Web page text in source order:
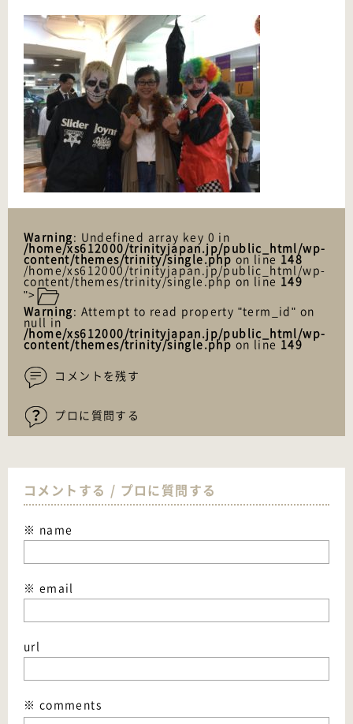
Warning: Undefined array key 0 in
/home/xs612000/trinityjapan.jp/public_html/wp-
content/themes/trinity/single.phpon line148
/home/xs612000/trinityjapan.jp/public_html/wp-
content/themes/trinity/single.php on line149
">
Warning: Attempt to read property "term_id" on
null in
/home/xs612000/trinityjapan.jp/public_html/wp-
content/themes/trinity/single.phpon line149
コメントを残す
プロに質問する
コメントする / プロに質問する
※ name
※ email
url
※ comments